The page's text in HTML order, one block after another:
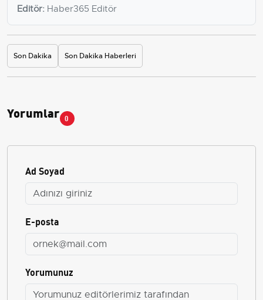
Editör: Haber365 Editör
Son Dakika Son Dakika Haberleri
Yorumlar 0
Ad Soyad
E-posta
Yorumunuz